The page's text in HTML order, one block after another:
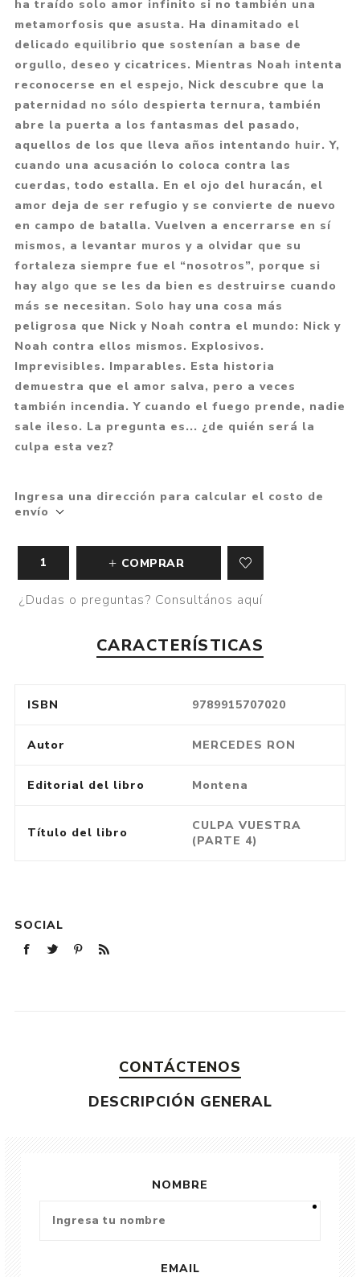
ha traído solo amor infinito si no también una
metamorfosis que asusta. Ha dinamitado el
delicado equilibrio que sostenían a base de
orgullo, deseo y cicatrices. Mientras Noah intenta
reconocerse en el espejo, Nick descubre que la
paternidad no sólo despierta ternura, también
abre la puerta a los fantasmas del pasado,
aquellos de los que lleva años intentando huir. Y,
cuando una acusación lo coloca contra las
cuerdas, todo estalla. En el ojo del huracán, el
amor deja de ser refugio y se convierte de nuevo
en campo de batalla. Vuelven a encerrarse en sí
mismos, a levantar muros y a olvidar que su
fortaleza siempre fue el “nosotros”, porque si
hay algo que se les da bien es destruirse cuando
más se necesitan. Solo hay una cosa más
peligrosa que Nick y Noah contra el mundo: Nick y
Noah contra ellos mismos. Explosivos.
Imprevisibles. Imparables. Esta historia
demuestra que el amor salva, pero a veces
también incendia. Y cuando el fuego prende, nadie
sale ileso. La pregunta es... ¿de quién será la
culpa esta vez?
Ingresa una dirección para calcular el costo de
envío
COMPRAR
¿Dudas o preguntas? Consultános aquí
CARACTERÍSTICAS
ISBN 9789915707020
Autor MERCEDES RON
Editorial del libro Montena
Título del libro
CULPA VUESTRA
(PARTE 4)
SOCIAL
CONTÁCTENOS
DESCRIPCIÓN GENERAL
NOMBRE
EMAIL